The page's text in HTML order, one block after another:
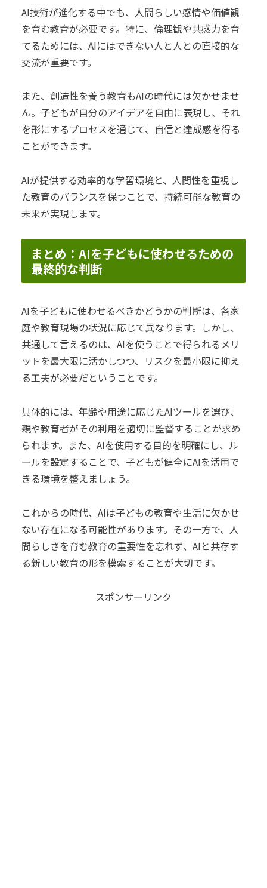
AI技術が進化する中でも、人間らしい感情や価値観
を育む教育が必要です。特に、倫理観や共感力を育
てるためには、AIにはできない人と人との直接的な
交流が重要です。
また、創造性を養う教育もAIの時代には欠かせませ
ん。子どもが自分のアイデアを自由に表現し、それ
を形にするプロセスを通じて、自信と達成感を得る
ことができます。
AIが提供する効率的な学習環境と、人間性を重視し
た教育のバランスを保つことで、持続可能な教育の
未来が実現します。
まとめ：AIを子どもに使わせるための
最終的な判断
AIを子どもに使わせるべきかどうかの判断は、各家
庭や教育現場の状況に応じて異なります。しかし、
共通して言えるのは、AIを使うことで得られるメリ
ットを最大限に活かしつつ、リスクを最小限に抑え
る工夫が必要だということです。
具体的には、年齢や用途に応じたAIツールを選び、
親や教育者がその利用を適切に監督することが求め
られます。また、AIを使用する目的を明確にし、ル
ールを設定することで、子どもが健全にAIを活用で
きる環境を整えましょう。
これからの時代、AIは子どもの教育や生活に欠かせ
ない存在になる可能性があります。その一方で、人
間らしさを育む教育の重要性を忘れず、AIと共存す
る新しい教育の形を模索することが大切です。
スポンサーリンク